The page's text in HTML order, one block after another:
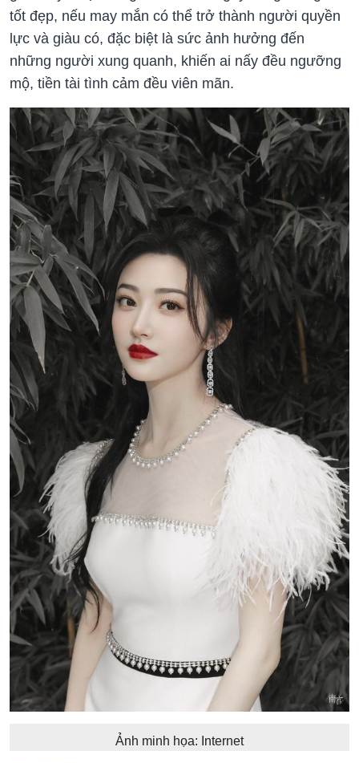
tốt đẹp, nếu may mắn có thể trở thành người quyền
lực và giàu có, đặc biệt là sức ảnh hưởng đến
những người xung quanh, khiến ai nấy đều ngưỡng
mộ, tiền tài tình cảm đều viên mãn.
Ảnh minh họa: Internet